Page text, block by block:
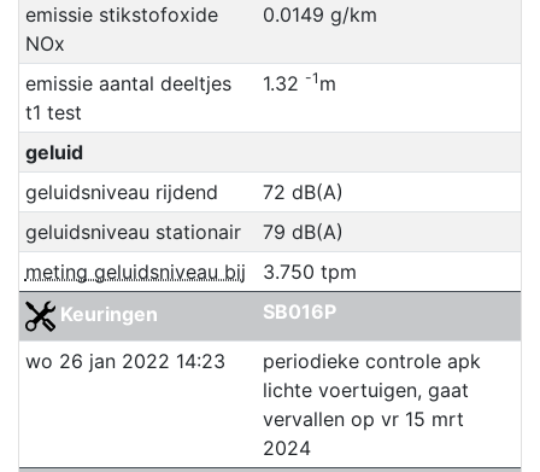
emissie stikstofoxide
NOx
0.0149 g/km
emissie aantal deeltjes
t1 test
1.32 -1 m
geluid
geluidsniveau rijdend
72 dB(A)
geluidsniveau stationair
79 dB(A)
meting geluidsniveau bij
3.750 tpm
Keuringen
SB016P
wo 26 jan 2022 14:23
periodieke controle apk
lichte voertuigen, gaat
vervallen op vr 15 mrt
2024